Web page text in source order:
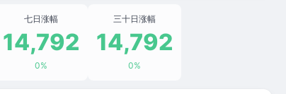
七日涨幅
14,792
0%
三十日涨幅
14,792
0%